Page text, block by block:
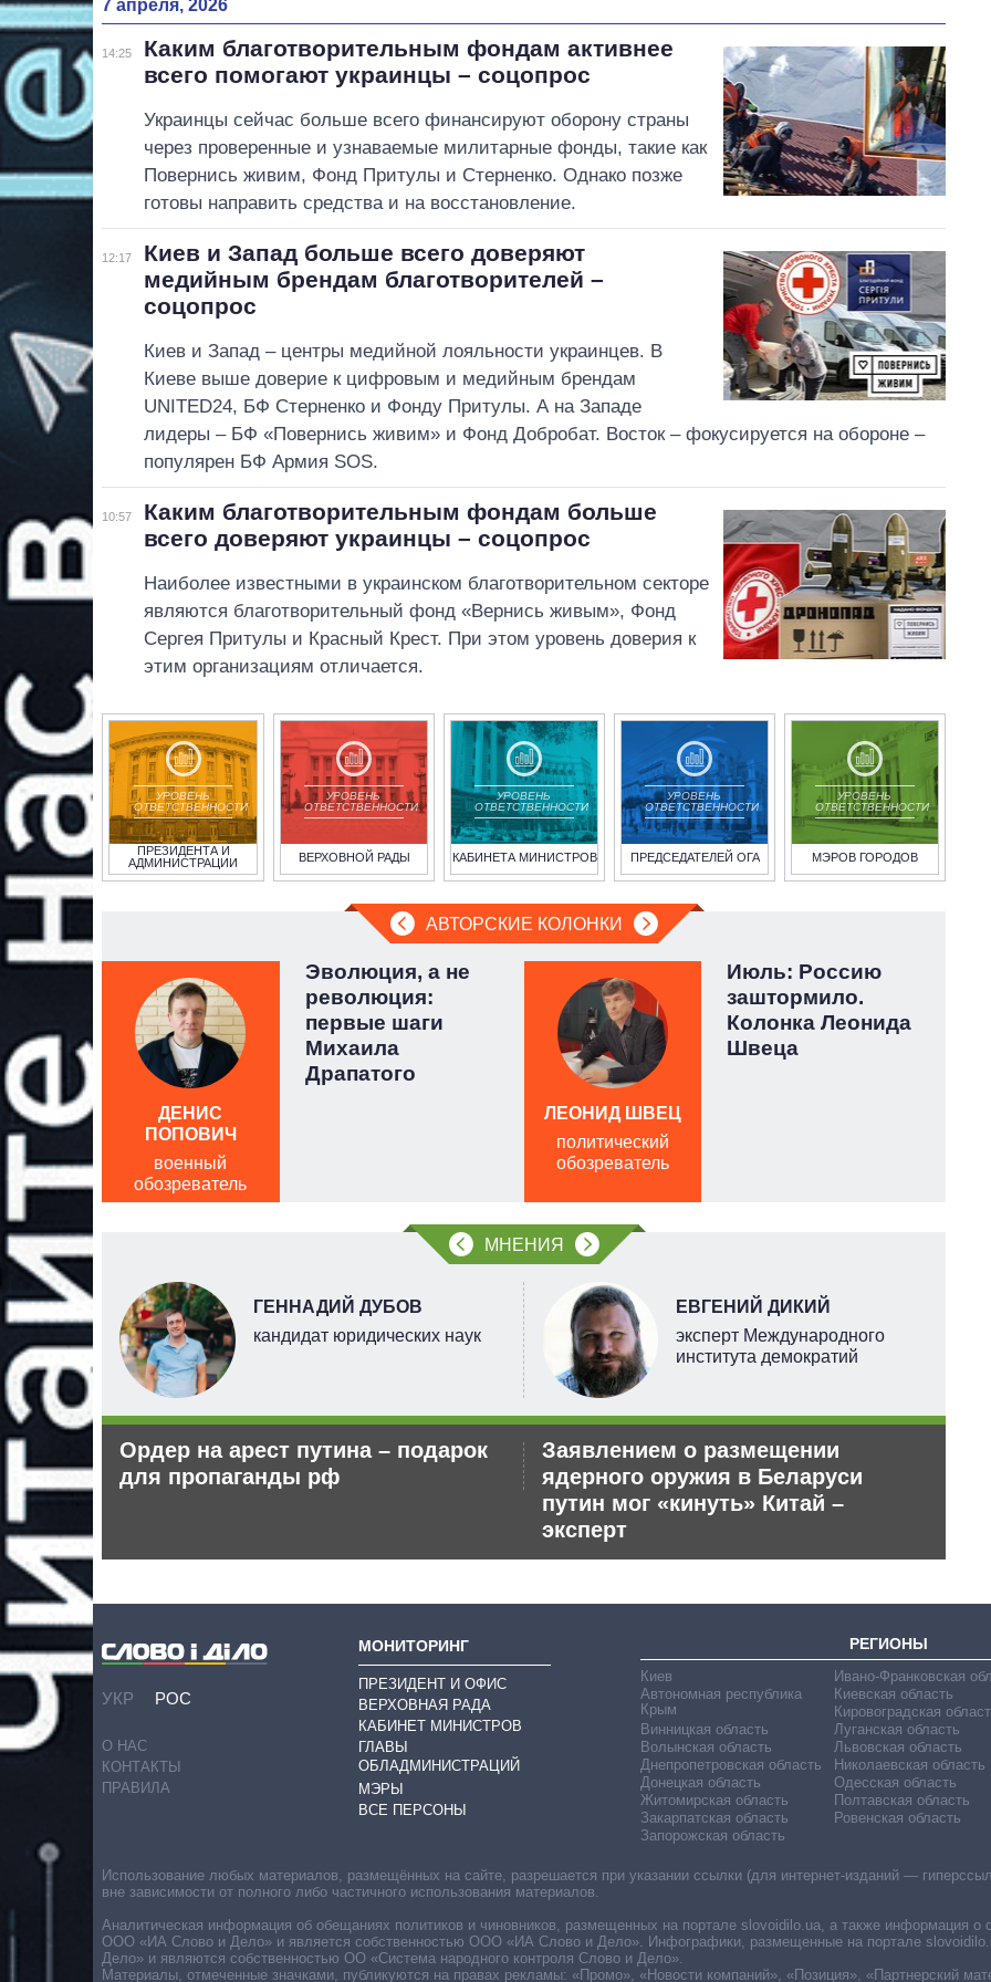
7 апреля, 2026
14:25
Каким благотворительным фондам активнее
всего помогают украинцы – соцопрос
Украинцы сейчас больше всего финансируют оборону страны
через проверенные и узнаваемые милитарные фонды, такие как
Повернись живим, Фонд Притулы и Стерненко. Однако позже
готовы направить средства и на восстановление.
12:17
Киев и Запад больше всего доверяют
медийным брендам благотворителей –
соцопрос
Киев и Запад – центры медийной лояльности украинцев. В
Киеве выше доверие к цифровым и медийным брендам
UNITED24, БФ Стерненко и Фонду Притулы. А на Западе
лидеры – БФ «Повернись живим» и Фонд Добробат. Восток – фокусируется на обороне –
популярен БФ Армия SOS.
10:57
Каким благотворительным фондам больше
всего доверяют украинцы – соцопрос
Наиболее известными в украинском благотворительном секторе
являются благотворительный фонд «Вернись живым», Фонд
Сергея Притулы и Красный Крест. При этом уровень доверия к
этим организациям отличается.
УРОВЕНЬ
ОТВЕТСТВЕННОСТИ
ПРЕЗИДЕНТА И
АДМИНИСТРАЦИИ
УРОВЕНЬ
ОТВЕТСТВЕННОСТИ
ВЕРХОВНОЙ РАДЫ
УРОВЕНЬ
ОТВЕТСТВЕННОСТИ
КАБИНЕТА МИНИСТРОВ
УРОВЕНЬ
ОТВЕТСТВЕННОСТИ
ПРЕДСЕДАТЕЛЕЙ ОГА
УРОВЕНЬ
ОТВЕТСТВЕННОСТИ
МЭРОВ ГОРОДОВ
АВТОРСКИЕ КОЛОНКИ
Эволюция, а не
революция:
первые шаги
Михаила
Драпатого
ДЕНИС
ПОПОВИЧ
военный
обозреватель
Июль: Россию
заштормило.
Колонка Леонида
Швеца
ЛЕОНИД ШВЕЦ
политический
обозреватель
МНЕНИЯ
ГЕННАДИЙ ДУБОВ
кандидат юридических наук
Ордер на арест путина – подарок
для пропаганды рф
ЕВГЕНИЙ ДИКИЙ
эксперт Международного
института демократий
Заявлением о размещении
ядерного оружия в Беларуси
путин мог «кинуть» Китай –
эксперт
УКР РОС
О НАС
КОНТАКТЫ
ПРАВИЛА
МОНИТОРИНГ
ПРЕЗИДЕНТ И ОФИС
ВЕРХОВНАЯ РАДА
КАБИНЕТ МИНИСТРОВ
ГЛАВЫ
ОБЛАДМИНИСТРАЦИЙ
МЭРЫ
ВСЕ ПЕРСОНЫ
РЕГИОНЫ
Киев
Автономная республика
Крым
Винницкая область
Волынская область
Днепропетровская область
Донецкая область
Житомирская область
Закарпатская область
Запорожская область
Ивано-Франковская
Киевская область
Кировоградская
Луганская область
Львовская область
Николаевская область
Одесская область
Полтавская область
Ровенская область
Использование любых материалов, размещённых на сайте, разрешается при указании ссылки (для интернет-изданий —
вне зависимости от полного либо частичного использования материалов.
Аналитическая информация об обещаниях политиков и чиновников, размещенных на портале slovoidilo.ua, а также информация о
ООО «ИА Слово и Дело» и является собственностью ООО «ИА Слово и Дело». Инфографики, размещенные на портале
Дело» и являются собственностью ОО «Система народного контроля Слово и Дело».
Материалы, отмеченные значками, публикуются на правах рекламы: «Промо», «Новости компаний», «Позиция», «Партнерский